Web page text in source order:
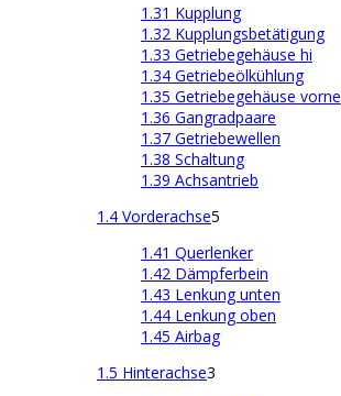
1.31 Kupplung
1.32 Kupplungsbetätigung
1.33 Getriebegehäuse hi
1.34 Getriebeölkühlung
1.35 Getriebegehäuse vorne
1.36 Gangradpaare
1.37 Getriebewellen
1.38 Schaltung
1.39 Achsantrieb
1.4 Vorderachse5
1.41 Querlenker
1.42 Dämpferbein
1.43 Lenkung unten
1.44 Lenkung oben
1.45 Airbag
1.5 Hinterachse3